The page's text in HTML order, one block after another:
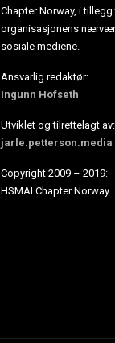
Chapter Norway, i tillegg
organisasjonens
sosiale mediene.
Ansvarlig redaktør:
Ingunn Hofseth
Utviklet og tilrettelagt av:
jarle.petterson.media
Copyright 2009 – 2019:
HSMAI Chapter Norway